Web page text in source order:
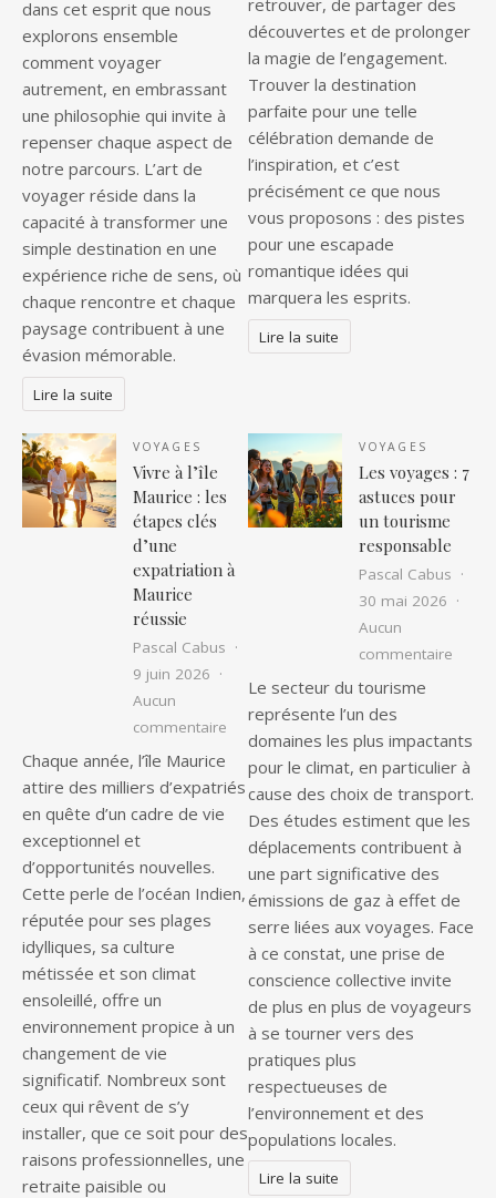
dans cet esprit que nous
explorons ensemble
comment voyager
autrement, en embrassant
une philosophie qui invite à
repenser chaque aspect de
notre parcours. L’art de
voyager réside dans la
capacité à transformer une
simple destination en une
expérience riche de sens, où
chaque rencontre et chaque
paysage contribuent à une
évasion mémorable.
Lire la suite
retrouver, de partager des
découvertes et de prolonger
la magie de l’engagement.
Trouver la destination
parfaite pour une telle
célébration demande de
l’inspiration, et c’est
précisément ce que nous
vous proposons : des pistes
pour une escapade
romantique idées qui
marquera les esprits.
Lire la suite
VOYAGES
Vivre à l’île
Maurice : les
étapes clés
d’une
expatriation à
Maurice
réussie
Pascal Cabus
9 juin 2026
Aucun
commentaire sur Vivre à l’île Maurice : les étapes
Chaque année, l’île Maurice
attire des milliers d’expatriés
en quête d’un cadre de vie
exceptionnel et
d’opportunités nouvelles.
Cette perle de l’océan Indien,
réputée pour ses plages
idylliques, sa culture
métissée et son climat
ensoleillé, offre un
environnement propice à un
changement de vie
significatif. Nombreux sont
ceux qui rêvent de s’y
installer, que ce soit pour des
raisons professionnelles, une
retraite paisible ou
VOYAGES
Les voyages : 7
astuces pour
un tourisme
responsable
Pascal Cabus
30 mai 2026
Aucun
commentaire
Le secteur du tourisme
représente l’un des
domaines les plus impactants
pour le climat, en particulier à
cause des choix de transport.
Des études estiment que les
déplacements contribuent à
une part significative des
émissions de gaz à effet de
serre liées aux voyages. Face
à ce constat, une prise de
conscience collective invite
de plus en plus de voyageurs
à se tourner vers des
pratiques plus
respectueuses de
l’environnement et des
populations locales.
Lire la suite